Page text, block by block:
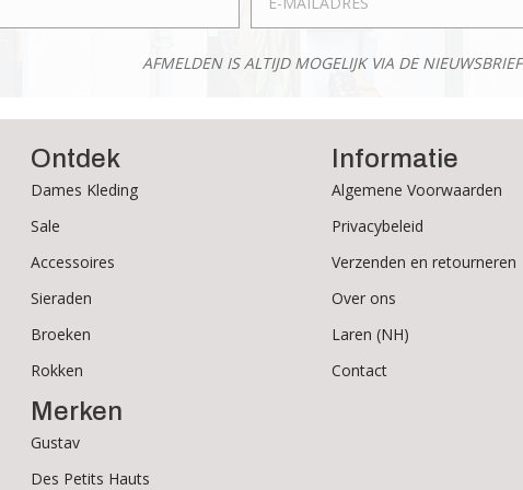
AFMELDEN IS ALTIJD MOGELIJK VIA DE NIEUWSBRIEF
Ontdek
Dames Kleding
Sale
Accessoires
Sieraden
Broeken
Rokken
Merken
Gustav
Des Petits Hauts
Informatie
Algemene Voorwaarden
Privacybeleid
Verzenden en retourneren
Over ons
Laren (NH)
Contact